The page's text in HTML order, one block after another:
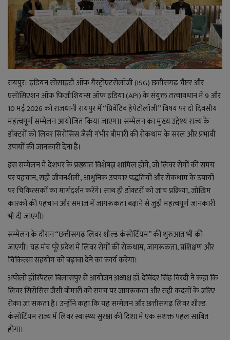
राजनीति
बिजनेस
मनोरंजन
ज्ञान विज्ञान
करिअर
वाद विवाद
संपादकीय
धर्म
लाइफ स्टाइल
जोक्स
सोशल मीडिया
Gallery
रायपुर। इंडियन सोसाइटी ऑफ गैस्ट्रोएंटरोलॉजी (ISG) छत्तीसगढ़ चैप्टर और
एसोसिएशन ऑफ फिजीशियन्स ऑफ इंडिया (API) के संयुक्त तत्वावधान में 9 और
10 मई 2026 को राजधानी रायपुर में “प्रिवेंटिव हेपेटोलॉजी” विषय पर दो दिवसीय
महत्वपूर्ण सम्मेलन आयोजित किया जाएगा। सम्मेलन का मुख्य उद्देश्य राज्य के
डॉक्टरों को लिवर सिरोसिस जैसी गंभीर बीमारी की रोकथाम के सरल और प्रभावी
उपायों की जानकारी देना है।
इस सम्मेलन में देशभर के प्रख्यात विशेषज्ञ शामिल होंगे, जो लिवर रोगों की समय
पर पहचान, सही जीवनशैली, आधुनिक उपचार पद्धतियों और रोकथाम के उपायों
पर चिकित्सकों का मार्गदर्शन करेंगे। साथ ही डॉक्टरों को जांच प्रक्रिया, जोखिम
कारकों की पहचान और समाज में जागरूकता बढ़ाने से जुड़ी महत्वपूर्ण जानकारी
भी दी जाएगी।
सम्मेलन के दौरान “छत्तीसगढ़ लिवर शील्ड कंसोर्टियम” की शुरुआत भी की
जाएगी। यह मंच पूरे प्रदेश में लिवर रोगों की रोकथाम, जागरूकता, प्रशिक्षण और
चिकित्सा सहयोग को बढ़ावा देने का कार्य करेगा।
अपोलो हॉस्पिटल बिलासपुर से आयोजन अध्यक्ष डॉ. देविंदर सिंह विरदी ने कहा कि
लिवर सिरोसिस जैसी बीमारी को समय पर जागरूकता और सही कदमों के जरिए
रोका जा सकता है। उन्होंने कहा कि यह सम्मेलन और छत्तीसगढ़ लिवर शील्ड
कंसोर्टियम राज्य में लिवर स्वास्थ्य सुरक्षा की दिशा में एक सशक्त पहल साबित
होगा।